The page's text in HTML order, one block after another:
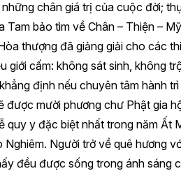
chân giá trị của cuộc đời;
bảo tìm về Chân – Thiện –
thượng đã giảng giải cho các
cấm: không sát sinh, không
định nếu chuyên tâm hành
được mười phương chư Phật gia
y đặc biệt nhất trong năm Ất
Người trở về quê hương
đều được sống trong ánh sáng